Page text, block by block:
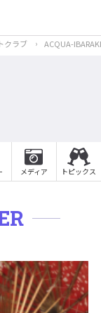
クラブ ACQUA-
メディア トピックス